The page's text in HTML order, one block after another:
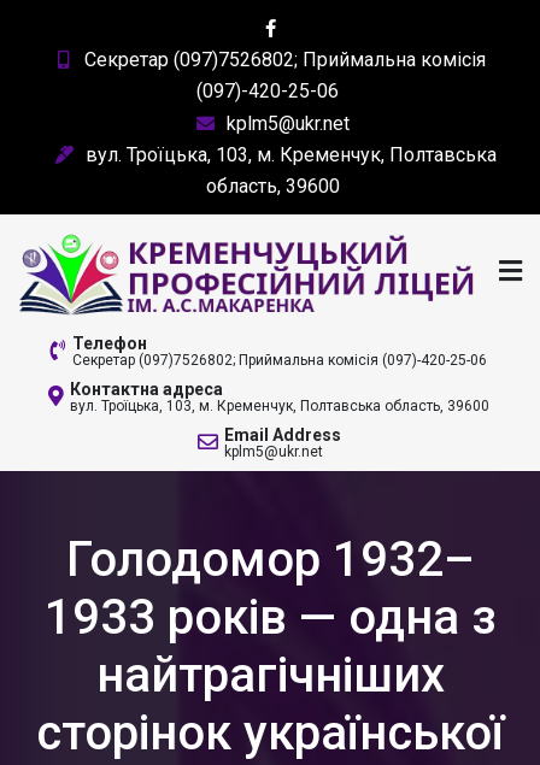
content
Секретар (097)7526802; Приймальна комісія
(097)-420-25-06
kplm5@ukr.net
вул. Троїцька, 103, м. Кременчук, Полтавська
область, 39600
КРЕМЕНЧУЦЬКИЙ
ПРОФЕСІЙНИЙ ЛІЦЕЙ
ІМ. А. С. МАКАРЕНКА
Телефон
Секретар (097)7526802; Приймальна комісія (097)-420-25-06
Контактна адреса
вул. Троїцька, 103, м. Кременчук, Полтавська область, 39600
Email Address
kplm5@ukr.net
Голодомор 1932–
1933 років — одна з
найтрагічніших
сторінок української